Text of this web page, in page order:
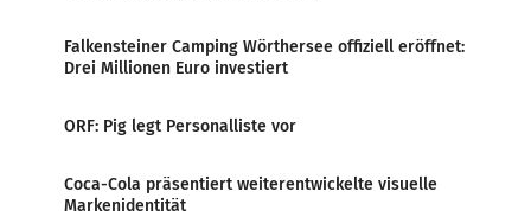
Falkensteiner Camping Wörthersee offiziell eröffnet:
Drei Millionen Euro investiert
ORF: Pig legt Personalliste vor
Coca-Cola präsentiert weiterentwickelte visuelle
Markenidentität